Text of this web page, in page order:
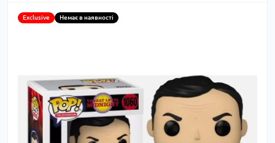
Exclusive Немає в наявності